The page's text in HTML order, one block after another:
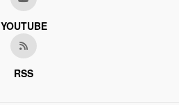
YOUTUBE
RSS